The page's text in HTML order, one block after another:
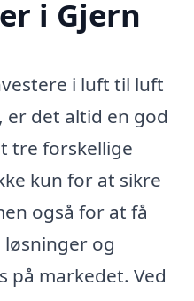
i Gjern
i luft til luft
er det altid en god
tre forskellige
kun for at sikre
også for at få
og
på markedet. Ved